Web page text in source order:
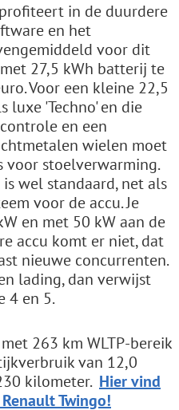
in de duurdere
en het
voor dit
27,5 kWh batterij te
Voor een kleine 22,5
luxe 'Techno' en die
en een
wielen moet
stoelverwarming.
wel standaard, net als
voor de accu. Je
en met 50 kW aan de
accu komt er niet, dat
nieuwe concurrenten.
lading, dan verwijst
4 en 5.
263 km WLTP-bereik
van 12,0
kilometer. Hier vind
Twingo!